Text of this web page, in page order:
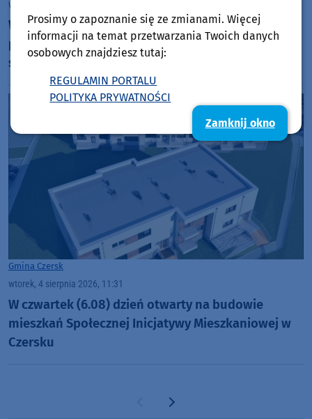
wtorek, 4 sierpnia 2026, 12:45
Wieczorem i w nocy w naszym regionie
prognozowane są burze, którym mogą towarzyszyć
silne opady deszczu i grad
Gmina Czersk
wtorek, 4 sierpnia 2026, 11:31
W czwartek (6.08) dzień otwarty na budowie
mieszkań Społecznej Inicjatywy Mieszkaniowej w
Czersku
Poprzednia strona
Następna strona
Prosimy o zapoznanie się ze zmianami. Więcej
informacji na temat przetwarzania Twoich danych
osobowych znajdziesz tutaj:
REGULAMIN PORTALU
POLITYKA PRYWATNOŚCI
Zamknij okno